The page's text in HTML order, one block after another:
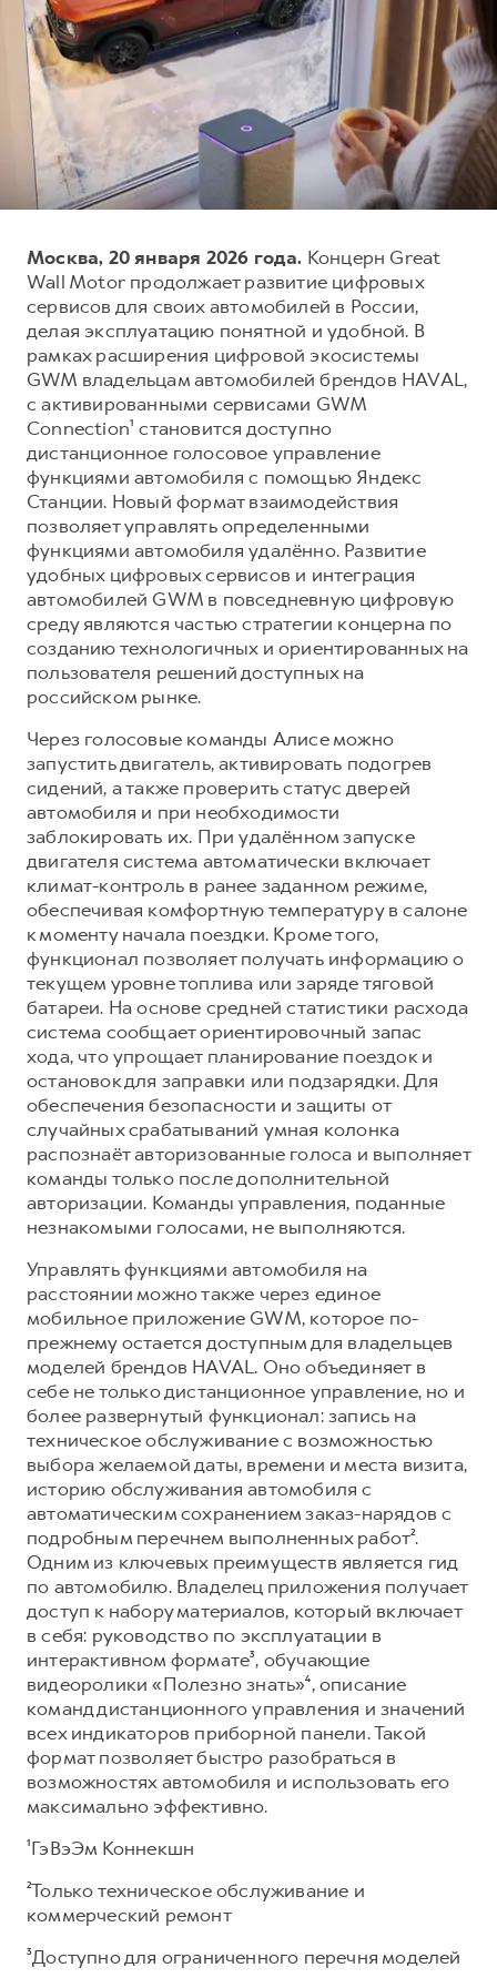
H7
от 3 799 000 ₽ от 4 799 000 ₽
Тест-драйв
Трейд-ин
КРЕДИТ И СТРАХОВАНИЕ
Кредитный калькулятор
Страхование
Кредит
КОРПОРАТИВНЫМ КЛИЕНТАМ
Для малого бизнеса
Корпоративным клиентам
Крупным корпоративным клиентам
Система управления автопарком
Сервис для корпоративных клиентов
HAVAL Лизинг
АКСЕССУАРЫ HAVAL
Автомобильные аксессуары
Коллекция PRO
Коллекция Базовая
Коллекция Детская
СЕРВИСНОЕ ОБСЛУЖИВАНИЕ
Нулевое ТО
Программа «Помощь на дороге»
Регламенты технического обслуживания
Электронный ПТС
GWM Безопасность
Гарантия HAVAL
Мобильное приложение GWM
Программа «HAVAL Защита+»
Руководства по эксплуатации
Подписки
АКСЕССУАРЫ HAVAL
Автомобильные аксессуары
Коллекция PRO
Коллекция Базовая
Коллекция Детская
О дилере
Наша команда
Контакты
Москва, 20 января 2026 года. Концерн Great
Wall Motor продолжает развитие цифровых
сервисов для своих автомобилей в России,
делая эксплуатацию понятной и удобной. В
рамках расширения цифровой экосистемы
GWM владельцам автомобилей брендов HAVAL,
с активированными сервисами GWM
Connection¹ становится доступно
дистанционное голосовое управление
функциями автомобиля с помощью Яндекс
Станции. Новый формат взаимодействия
позволяет управлять определенными
функциями автомобиля удалённо. Развитие
удобных цифровых сервисов и интеграция
автомобилей GWM в повседневную цифровую
среду являются частью стратегии концерна по
созданию технологичных и ориентированных на
пользователя решений доступных на
российском рынке.
Через голосовые команды Алисе можно
запустить двигатель, активировать подогрев
сидений, а также проверить статус дверей
автомобиля и при необходимости
заблокировать их. При удалённом запуске
двигателя система автоматически включает
климат-контроль в ранее заданном режиме,
обеспечивая комфортную температуру в салоне
к моменту начала поездки. Кроме того,
функционал позволяет получать информацию о
текущем уровне топлива или заряде тяговой
батареи. На основе средней статистики расхода
система сообщает ориентировочный запас
хода, что упрощает планирование поездок и
остановок для заправки или подзарядки. Для
обеспечения безопасности и защиты от
случайных срабатываний умная колонка
распознаёт авторизованные голоса и выполняет
команды только после дополнительной
авторизации. Команды управления, поданные
незнакомыми голосами, не выполняются.
Управлять функциями автомобиля на
расстоянии можно также через единое
мобильное приложение GWM, которое по-
прежнему остается доступным для владельцев
моделей брендов HAVAL. Оно объединяет в
себе не только дистанционное управление, но и
более развернутый функционал: запись на
техническое обслуживание с возможностью
выбора желаемой даты, времени и места визита,
историю обслуживания автомобиля с
автоматическим сохранением заказ-нарядов с
подробным перечнем выполненных работ².
Одним из ключевых преимуществ является гид
по автомобилю. Владелец приложения получает
доступ к набору материалов, который включает
в себя: руководство по эксплуатации в
интерактивном формате³, обучающие
видеоролики «Полезно знать»⁴, описание
команд дистанционного управления и значений
всех индикаторов приборной панели. Такой
формат позволяет быстро разобраться в
возможностях автомобиля и использовать его
максимально эффективно.
¹ГэВэЭм Коннекшн
²Только техническое обслуживание и
коммерческий ремонт
³Доступно для ограниченного перечня моделей